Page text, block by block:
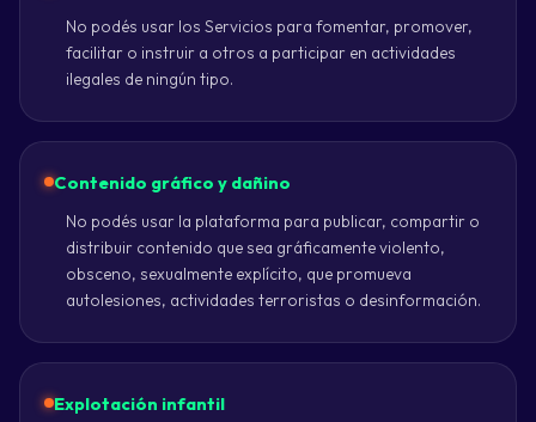
No podés usar los Servicios para fomentar, promover,
facilitar o instruir a otros a participar en actividades
ilegales de ningún tipo.
Contenido gráfico y dañino
No podés usar la plataforma para publicar, compartir o
distribuir contenido que sea gráficamente violento,
obsceno, sexualmente explícito, que promueva
autolesiones, actividades terroristas o desinformación.
Explotación infantil